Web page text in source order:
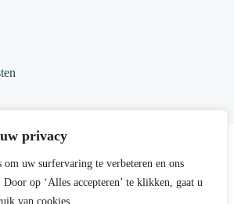
privacy
om uw surfervaring te verbeteren en ons
Door op ‘Alles accepteren’ te klikken, gaat u
van cookies.